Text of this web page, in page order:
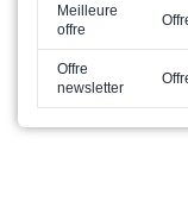
Meilleure
offre
Offre
newsletter